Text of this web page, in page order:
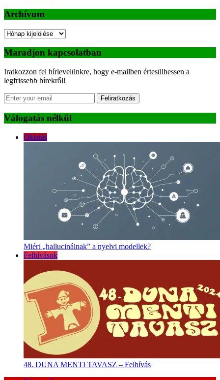
Archívum
Archívum
Maradjon kapcsolatban
Iratkozzon fel hírlevelünkre, hogy e-mailben értesülhessen a
legfrissebb hírekről!
Feliratkozás
Válogatás nélkül
Oktatás
Miért „hallucinálnak” a nyelvi modellek?
Felhívások
48. DUNA MENTI TAVASZ – Felhívás